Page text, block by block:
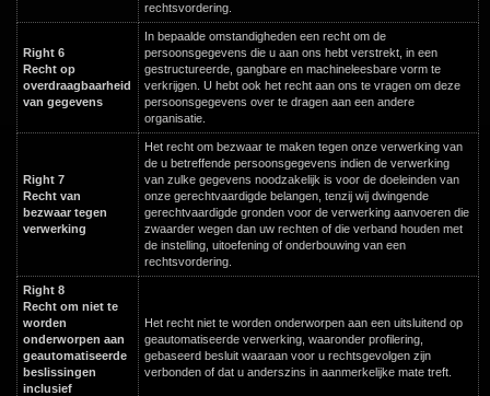
rechtsvordering.
Right 6
Recht op
overdraagbaarheid
van gegevens
In bepaalde omstandigheden een recht om de
persoonsgegevens die u aan ons hebt verstrekt, in een
gestructureerde, gangbare en machineleesbare vorm te
verkrijgen. U hebt ook het recht aan ons te vragen om deze
persoonsgegevens over te dragen aan een andere
organisatie.
Right 7
Recht van
bezwaar tegen
verwerking
Het recht om bezwaar te maken tegen onze verwerking van
de u betreffende persoonsgegevens indien de verwerking
van zulke gegevens noodzakelijk is voor de doeleinden van
onze gerechtvaardigde belangen, tenzij wij dwingende
gerechtvaardigde gronden voor de verwerking aanvoeren die
zwaarder wegen dan uw rechten of die verband houden met
de instelling, uitoefening of onderbouwing van een
rechtsvordering.
Right 8
Recht om niet te
worden
onderworpen aan
geautomatiseerde
beslissingen
inclusief
Het recht niet te worden onderworpen aan een uitsluitend op
geautomatiseerde verwerking, waaronder profilering,
gebaseerd besluit waaraan voor u rechtsgevolgen zijn
verbonden of dat u anderszins in aanmerkelijke mate treft.